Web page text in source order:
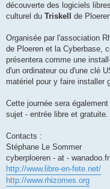
a
g
découverte des logiciels
culturel du Triskell de
Organisée par l'association
de Ploeren et la Cyberbase,
présentera comme une
d'un ordinateur ou d'une clé
matériel pour y faire installer
Cette journée sera
sujet - entrée libre et gratuite.
Contacts :
Stéphane Le Sommer
cyberploeren - at - wanadoo.fr
http://www.libre-en-fete.net/
http://www.rhizomes.org